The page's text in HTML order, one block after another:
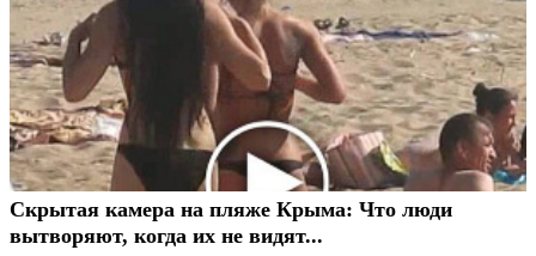
Скрытая камера на пляже Крыма: Что люди
вытворяют, когда их не видят...